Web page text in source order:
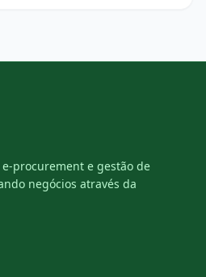
procurement e gestão de
negócios através da